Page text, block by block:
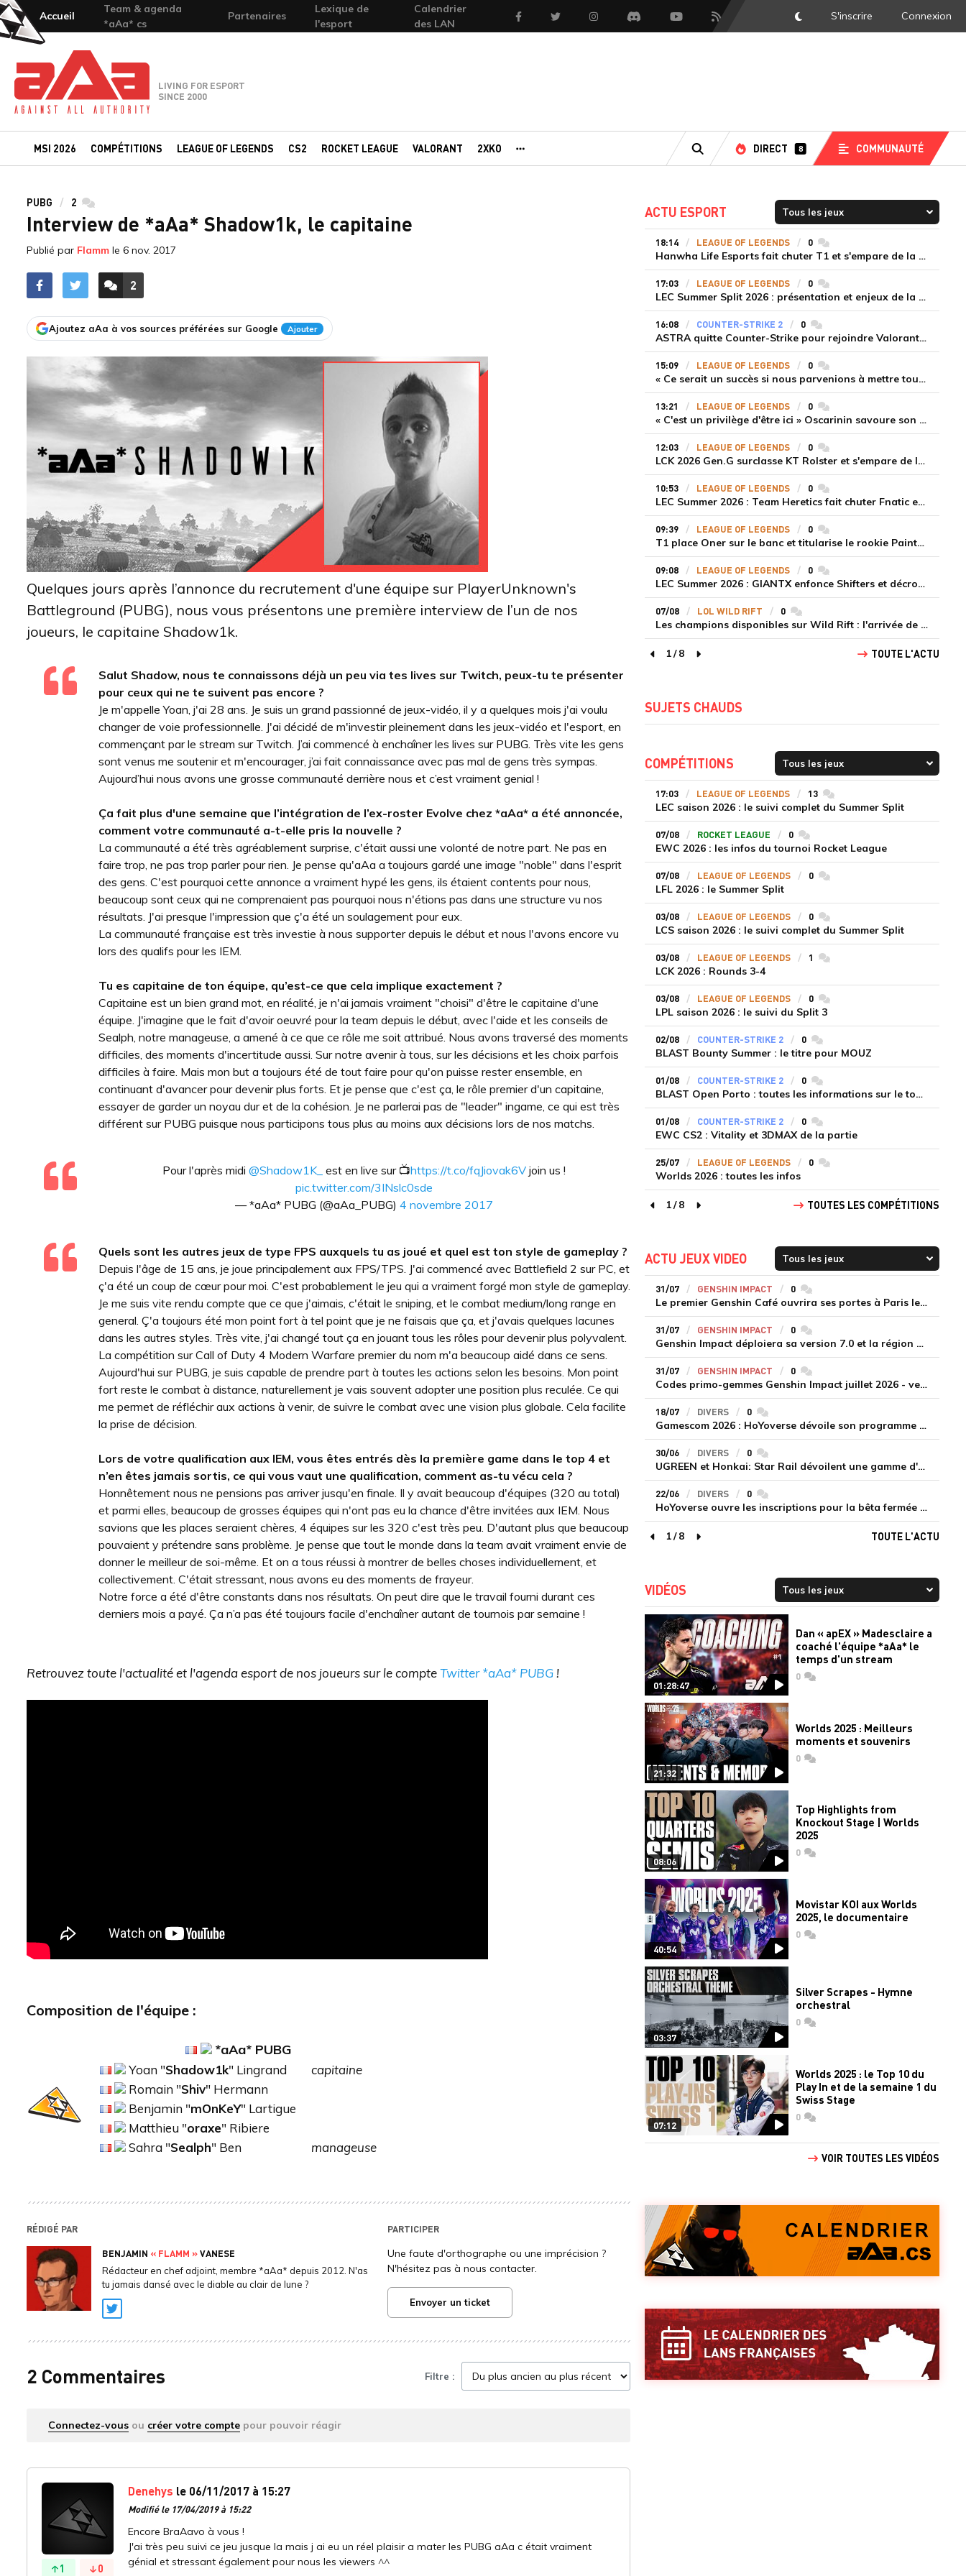
Accueil
Team & agenda
*aAa* cs
Partenaires
Lexique de
l'esport
Calendrier
des LAN
FacebookTwitter InstagramDiscord YoutubeFlux RSS DarkMode
S'inscrire Connexion
Team-aAa - against All authority
LIVING FOR ESPORT
SINCE 2000
MSI 2026 COMPÉTITIONS LEAGUE OF LEGENDS CS2 ROCKET LEAGUE VALORANT 2XKO
RECHERCHE
DIRECT 8 COMMUNAUTÉ
PUBG 2 commentaires
Interview de *aAa* Shadow1k, le capitaine
Publié par Flamm le 6 nov. 2017
ACCÉDER AUX
2
COMMENTAIRES
Ajoutez aAa à vos sources préférées sur Google Ajouter
Quelques jours après l’annonce du recrutement d'une équipe sur PlayerUnknown's
Battleground (PUBG), nous vous présentons une première interview de l’un de nos
joueurs, le capitaine Shadow1k.
Salut Shadow, nous te connaissons déjà un peu via tes lives sur Twitch, peux-tu te présenter
pour ceux qui ne te suivent pas encore ?
Je m'appelle Yoan, j'ai 28 ans. Je suis un grand passionné de jeux-vidéo, il y a quelques mois j'ai voulu
changer de voie professionnelle. J'ai décidé de m'investir pleinement dans les jeux-vidéo et l'esport, en
commençant par le stream sur Twitch. J’ai commencé à enchaîner les lives sur PUBG. Très vite les gens
sont venus me soutenir et m'encourager, j’ai fait connaissance avec pas mal de gens très sympas.
Aujourd’hui nous avons une grosse communauté derrière nous et c’est vraiment genial !
Ça fait plus d'une semaine que l’intégration de l’ex-roster Evolve chez *aAa* a été annoncée,
comment votre communauté a-t-elle pris la nouvelle ?
La communauté a été très agréablement surprise, c'était aussi une volonté de notre part. Ne pas en
faire trop, ne pas trop parler pour rien. Je pense qu'aAa a toujours gardé une image "noble" dans l'esprit
des gens. C'est pourquoi cette annonce a vraiment hypé les gens, ils étaient contents pour nous,
beaucoup sont ceux qui ne comprenaient pas pourquoi nous n'étions pas dans une structure vu nos
résultats. J'ai presque l'impression que ç'a été un soulagement pour eux.
La communauté française est très investie à nous supporter depuis le début et nous l'avons encore vu
lors des qualifs pour les IEM.
Tu es capitaine de ton équipe, qu’est-ce que cela implique exactement ?
Capitaine est un bien grand mot, en réalité, je n'ai jamais vraiment "choisi" d'être le capitaine d'une
équipe. J'imagine que le fait d'avoir oeuvré pour la team depuis le début, avec l'aide et les conseils de
Sealph, notre manageuse, a amené à ce que ce rôle me soit attribué. Nous avons traversé des moments
difficiles, des moments d'incertitude aussi. Sur notre avenir à tous, sur les décisions et les choix parfois
difficiles à faire. Mais mon but a toujours été de tout faire pour qu'on puisse rester ensemble, en
continuant d'avancer pour devenir plus forts. Et je pense que c'est ça, le rôle premier d'un capitaine,
essayer de garder un noyau dur et de la cohésion. Je ne parlerai pas de "leader" ingame, ce qui est très
différent sur PUBG puisque nous participons tous plus au moins aux décisions lors de nos matchs.
Pour l'après midi@Shadow1K_ est en live sur 📺https://t.co/fqJiovak6V join us !
pic.twitter.com/3INslc0sde
— *aAa* PUBG (@aAa_PUBG)4 novembre 2017
Quels sont les autres jeux de type FPS auxquels tu as joué et quel est ton style de gameplay ?
Depuis l'âge de 15 ans, je joue principalement aux FPS/TPS. J'ai commencé avec Battlefield 2 sur PC, et
ç'a été un coup de cœur pour moi. C'est probablement le jeu qui a vraiment forgé mon style de gameplay.
Je me suis vite rendu compte que ce que j'aimais, c'était le sniping, et le combat medium/long range en
general. Ç'a toujours été mon point fort à tel point que je ne faisais que ça, et j'avais quelques lacunes
dans les autres styles. Très vite, j'ai changé tout ça en jouant tous les rôles pour devenir plus polyvalent.
La compétition sur Call of Duty 4 Modern Warfare premier du nom m'a beaucoup aidé dans ce sens.
Aujourd'hui sur PUBG, je suis capable de prendre part à toutes les actions selon les besoins. Mon point
fort reste le combat à distance, naturellement je vais souvent adopter une position plus reculée. Ce qui
me permet de réfléchir aux actions à venir, de suivre le combat avec une vision plus globale. Cela facilite
la prise de décision.
Lors de votre qualification aux IEM, vous êtes entrés dès la première game dans le top 4 et
n’en êtes jamais sortis, ce qui vous vaut une qualification, comment as-tu vécu cela ?
Honnêtement nous ne pensions pas arriver jusqu'en finale. Il y avait beaucoup d'équipes (320 au total)
et parmi elles, beaucoup de grosses équipes qui n'ont pas eu la chance d'être invitées aux IEM. Nous
savions que les places seraient chères, 4 équipes sur les 320 c'est très peu. D'autant plus que beaucoup
pouvaient y prétendre sans problème. Je pense que tout le monde dans la team avait vraiment envie de
donner le meilleur de soi-même. Et on a tous réussi à montrer de belles choses individuellement, et
collectivement. C'était stressant, nous avons eu des moments de frayeur.
Notre force a été d'être constants dans nos résultats. On peut dire que le travail fourni durant ces
derniers mois a payé. Ça n’a pas été toujours facile d'enchaîner autant de tournois par semaine !
Retrouvez toute l'actualité et l'agenda esport de nos joueurs sur le compteTwitter *aAa* PUBG!
Composition de l'équipe :
*aAa* PUBG
Yoan "Shadow1k" Lingrand
capitaine
Romain "Shiv" Hermann
Benjamin "mOnKeY" Lartigue
Matthieu "oraxe" Ribiere
Sahra "Sealph" Ben manageuse
RÉDIGÉ PAR
BENJAMIN « FLAMM »VANESE
Rédacteur en chef adjoint, membre *aAa* depuis 2012. N'as
tu jamais dansé avec le diable au clair de lune ?
Twitter
PARTICIPER
Une faute d'orthographe ou une imprécision ?
N'hésitez pas à nous contacter.
Envoyer un ticket
2 Commentaires Filtre :
Connectez-vous ou créer votre compte pour pouvoir réagir
1 0
Denehys le 06/11/2017 à 15:27
Modifié le 17/04/2019 à 15:22
Encore BraAavo à vous !
J'ai très peu suivi ce jeu jusque la mais j ai eu un réel plaisir a mater les PUBG aAa c était vraiment
génial et stressant également pour nous les viewers ^^
ACTU ESPORT
18:14 LEAGUE OF LEGENDS 0commentaires
Hanwha Life Esports fait chuter T1 et s'empare de la deuxième place du Legend Group
17:03 LEAGUE OF LEGENDS 0commentaires
LEC Summer Split 2026 : présentation et enjeux de la troisième semaine de compétition
16:08 COUNTER-STRIKE 2 0commentaires
ASTRA quitte Counter-Strike pour rejoindre Valorant et la scène compétitive Game Changers
15:09 LEAGUE OF LEGENDS 0commentaires
« Ce serait un succès si nous parvenions à mettre tous les joueurs à niveau pour espérer atteindre les playoffs », Nukeduck et Mithy après la victoire de Team Heretics
13:21 LEAGUE OF LEGENDS 0commentaires
« C'est un privilège d'être ici » Oscarinin savoure son retour en LEC et prépare sa revanche
12:03 LEAGUE OF LEGENDS 0commentaires
LCK 2026 Gen.G surclasse KT Rolster et s'empare de la deuxième place du Legend Group
10:53 LEAGUE OF LEGENDS 0commentaires
LEC Summer 2026 : Team Heretics fait chuter Fnatic et lance enfin sa saison estivale
09:39 LEAGUE OF LEGENDS 0commentaires
T1 place Oner sur le banc et titularise le rookie Painter face à Hanwha Life Esports
09:08 LEAGUE OF LEGENDS 0commentaires
LEC Summer 2026 : GIANTX enfonce Shifters et décroche sa première victoire
07/08 LOL WILD RIFT 0commentaires
Les champions disponibles sur Wild Rift : l'arrivée de Cho'Gath
page précédente
1/8
page suivante
TOUTE L'ACTU
SUJETS CHAUDS
COMPÉTITIONS
17:03 LEAGUE OF LEGENDS 13commentaires
LEC saison 2026 : le suivi complet du Summer Split
07/08 ROCKET LEAGUE 0commentaires
EWC 2026 : les infos du tournoi Rocket League
07/08 LEAGUE OF LEGENDS 0commentaires
LFL 2026 : le Summer Split
03/08 LEAGUE OF LEGENDS 0commentaires
LCS saison 2026 : le suivi complet du Summer Split
03/08 LEAGUE OF LEGENDS 1 commentaires
LCK 2026 : Rounds 3-4
03/08 LEAGUE OF LEGENDS 0commentaires
LPL saison 2026 : le suivi du Split 3
02/08 COUNTER-STRIKE 2 0commentaires
BLAST Bounty Summer : le titre pour MOUZ
01/08 COUNTER-STRIKE 2 0commentaires
BLAST Open Porto : toutes les informations sur le tournoi
01/08 COUNTER-STRIKE 2 0commentaires
EWC CS2 : Vitality et 3DMAX de la partie
25/07 LEAGUE OF LEGENDS 0commentaires
Worlds 2026 : toutes les infos
page précédente
1/8
page suivante
TOUTES LES COMPÉTITIONS
ACTU JEUX VIDEO
31/07 GENSHIN IMPACT 0commentaires
Le premier Genshin Café ouvrira ses portes à Paris le 14 août
31/07 GENSHIN IMPACT 0commentaires
Genshin Impact déploiera sa version 7.0 et la région de Snezhnaya le 12 août
31/07 GENSHIN IMPACT 0commentaires
Codes primo-gemmes Genshin Impact juillet 2026 - version 7.0
18/07 DIVERS 0commentaires
Gamescom 2026 : HoYoverse dévoile son programme et présente deux nouveaux jeux inédits
30/06 DIVERS 0commentaires
UGREEN et Honkai: Star Rail dévoilent une gamme d'accessoires de recharge en édition limitée
22/06 DIVERS 0commentaires
HoYoverse ouvre les inscriptions pour la bêta fermée de Honkai : Nexus Anima
page précédente
1/8
page suivante
TOUTE L'ACTU
VIDÉOS
01:28:47
Dan « apEX » Madesclaire a
coaché l'équipe *aAa* le
temps d'un stream
0commentaires
21:32
Worlds 2025 : Meilleurs
moments et souvenirs
0commentaires
08:06
Top Highlights from
Knockout Stage | Worlds
2025
0commentaires
40:54
Movistar KOI aux Worlds
2025, le documentaire
0commentaires
03:37
Silver Scrapes - Hymne
orchestral
0commentaires
07:12
Worlds 2025 : le Top 10 du
Play In et de la semaine 1 du
Swiss Stage
0commentaires
VOIR TOUTES LES VIDÉOS